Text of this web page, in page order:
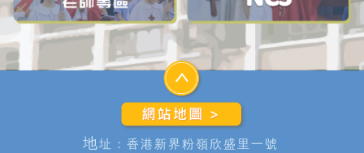
地址：香港新界粉嶺欣盛里一號